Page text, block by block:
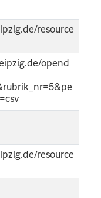
resource
opend
resource